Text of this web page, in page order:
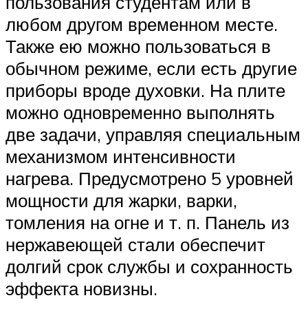
любом другом временном месте.
Также ею можно пользоваться в
обычном режиме, если есть другие
приборы вроде духовки. На плите
можно одновременно выполнять
две задачи, управляя специальным
механизмом интенсивности
нагрева. Предусмотрено 5 уровней
мощности для жарки, варки,
томления на огне и т. п. Панель из
нержавеющей стали обеспечит
долгий срок службы и сохранность
эффекта новизны.